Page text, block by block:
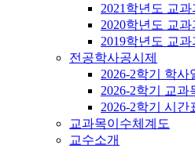
2021학년도 교과
2020학년도 교과
2019학년도 교과
전공학사공시제
2026-2학기 학사
2026-2학기 교과
2026-2학기 시간
교과목이수체계도
교수소개